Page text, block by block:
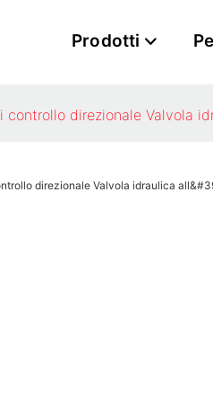
Prodotti
controllo direzionale Valvola